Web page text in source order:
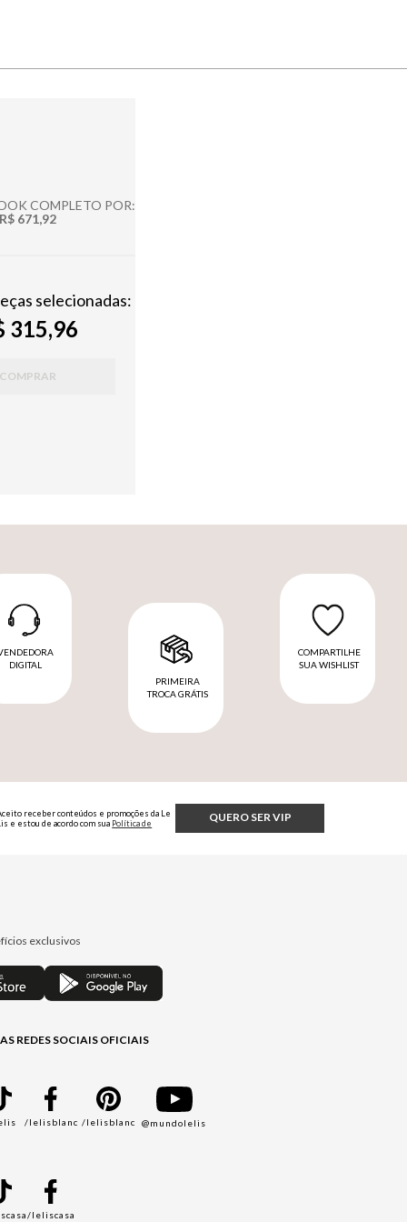
COMPLETO POR:
R$ 671,92
selecionadas:
315,96
COMPRAR
DIGITAL
PRIMEIRA
TROCA GRÁTIS
COMPARTILHE
SUA WISHLIST
QUERO SER VIP
receber conteúdos e promoções da Le
e estou de acordo com sua Política de
exclusivos
REDES SOCIAIS OFICIAIS
/lelisblanc /lelisblanc @mundolelis
/leliscasa